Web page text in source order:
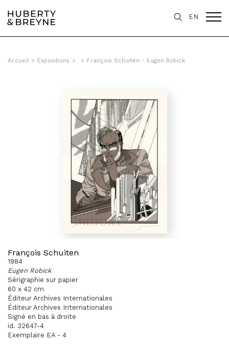
EN
Accueil > Expositions > > François Schuiten - Eugen Robick
François Schuiten
1984
Eugen Robick
Sérigraphie sur papier
60 x 42 cm
Éditeur Archives Internationales
Éditeur Archives Internationales
Signé en bas à droite
id. 32647-4
Exemplaire EA - 4